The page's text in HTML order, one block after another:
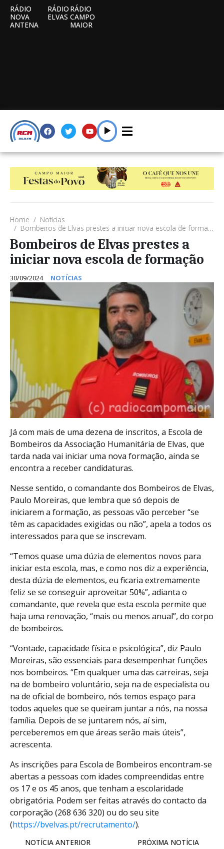
RÁDIO
NOVA
ANTENA
RÁDIO
ELVAS
RÁDIO
CAMPO
MAIOR
Home
Notícias
Bombeiros de Elvas prestes a iniciar nova escola de formação
Bombeiros de Elvas prestes a
iniciar nova escola de formação
30/09/2024 NOTÍCIAS
Já com mais de uma dezena de inscritos, a Escola de
Bombeiros da Associação Humanitária de Elvas, que
tarda nada vai iniciar uma nova formação, ainda se
encontra a receber candidaturas.
Nesse sentido, o comandante dos Bombeiros de Elvas,
Paulo Moreiras, que lembra que só depois de
iniciarem a formação, as pessoas vão perceber “se
têm as capacidades exigidas ou não”, apela a todos os
interessados para que se inscrevam.
“Temos quase uma dúzia de elementos novos para
iniciar esta escola, mas, e como nos diz a experiência,
desta dúzia de elementos, eu ficaria extremamente
feliz se se conseguir aproveitar 50%”, adianta o
comandante, que revela que esta escola permite que
haja uma renovação, “mais ou menos anual”, do corpo
de bombeiros.
“Vontade, capacidade física e psicológica”, diz Paulo
Moreiras, são essenciais para desempenhar funções
nos bombeiros. “Em qualquer uma das carreiras, seja
na de bombeiro voluntário, seja na de especialista ou
na de oficial de bombeiro, nós temos espaço para
todos aqueles que se queiram juntar a nós, na nossa
família. Depois de se juntarem nós, aí sim,
perceberemos em que áreas serão mais úteis”,
acrescenta.
As inscrições para Escola de Bombeiros encontram-se
abertas a pessoas com idades compreendidas entre
os 17 e os 45 anos, que tenham a escolaridade
obrigatória. Podem ser feitas através do contacto da
corporação (268 636 320) ou do seu site
(https://bvelvas.pt/recrutamento/).
NOTÍCIA ANTERIOR PRÓXIMA NOTÍCIA